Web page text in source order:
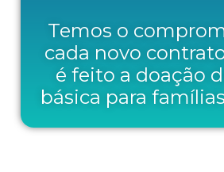
Temos o
cada novo
é feito a doação
básica para